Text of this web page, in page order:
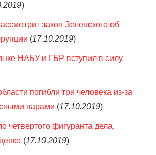
)
закон Зеленского об
(17.10.2019)
НАБУ и ГБР вступил в силу
погибли три человека из-за
парами (17.10.2019)
четвертого фигуранта дела,
(17.10.2019)